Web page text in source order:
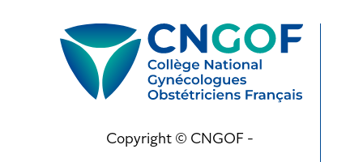
Copyright © CNGOF -